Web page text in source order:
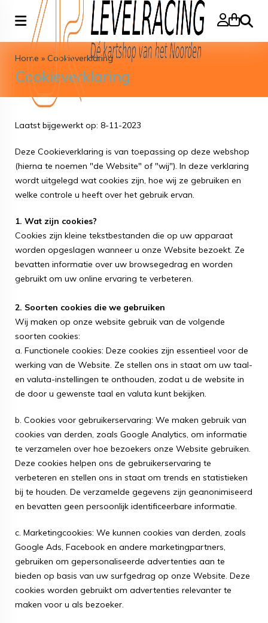
Search
Home » Cookieverklaring
Cookieverklaring
Laatst bijgewerkt op: 8-11-2023
Deze Cookieverklaring is van toepassing op deze webshop
(hierna te noemen "de Website" of "wij"). In deze verklaring
wordt uitgelegd wat cookies zijn, hoe wij ze gebruiken en
welke controle u heeft over het gebruik ervan.
1. Wat zijn cookies?
Cookies zijn kleine tekstbestanden die op uw apparaat
worden opgeslagen wanneer u onze Website bezoekt. Ze
bevatten informatie over uw browsegedrag en worden
gebruikt om uw online ervaring te verbeteren.
2. Soorten cookies die we gebruiken
Wij maken op onze website gebruik van de volgende
soorten cookies:
a. Functionele cookies: Deze cookies zijn essentieel voor de
werking van de Website. Ze stellen ons in staat om uw taal-
en valuta-instellingen te onthouden, zodat u de website in
de door u gewenste taal en valuta kunt bekijken.
b. Cookies voor gebruikerservaring: We maken gebruik van
cookies van derden, zoals Google Analytics, om informatie
te verzamelen over hoe bezoekers onze Website gebruiken.
Deze cookies helpen ons de gebruikerservaring te
verbeteren en stellen ons in staat om trends en statistieken
bij te houden. De verzamelde gegevens zijn geanonimiseerd
en bevatten geen persoonlijk identificeerbare informatie.
c. Marketingcookies: We kunnen cookies van derden, zoals
Google Ads, Facebook en andere marketingpartners,
gebruiken om gepersonaliseerde advertenties aan te
bieden op basis van uw surfgedrag op onze Website. Deze
cookies worden gebruikt om advertenties relevanter te
maken voor u als bezoeker.